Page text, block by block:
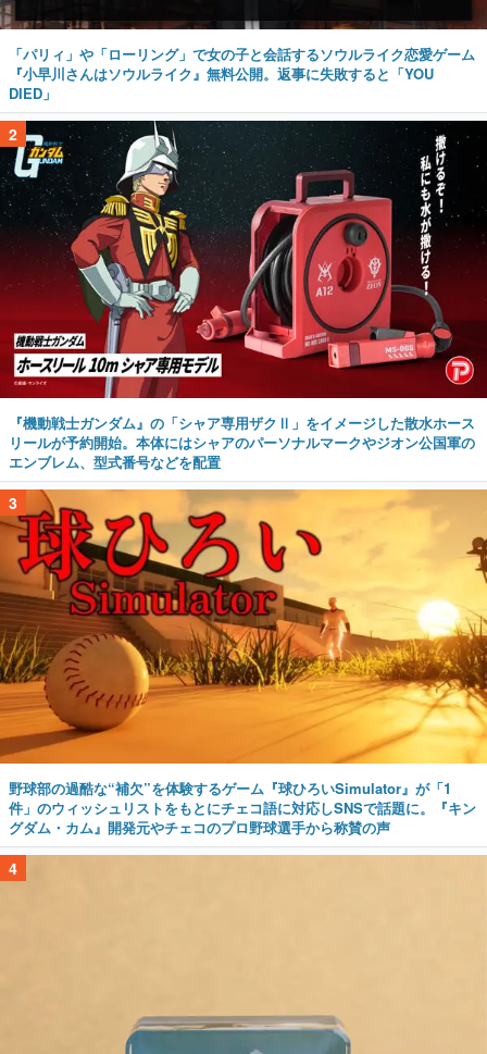
「パリィ」や「ローリング」で女の子と会話するソウルライク恋愛ゲーム
『小早川さんはソウルライク』無料公開。返事に失敗すると「YOU
DIED」
2
『機動戦士ガンダム』の「シャア専用ザクⅡ」をイメージした散水ホース
リールが予約開始。本体にはシャアのパーソナルマークやジオン公国軍の
エンブレム、型式番号などを配置
3
野球部の過酷な“補欠”を体験するゲーム『球ひろいSimulator』が「1
件」のウィッシュリストをもとにチェコ語に対応しSNSで話題に。『キン
グダム・カム』開発元やチェコのプロ野球選手から称賛の声
4